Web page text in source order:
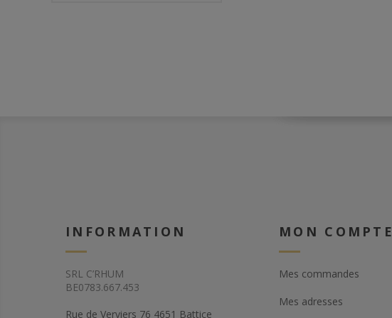
INFORMATION
SRL C’RHUM
BE0783.667.453
Rue de Verviers 76 4651 Battice
MON COMPTE
Mes commandes
Mes adresses